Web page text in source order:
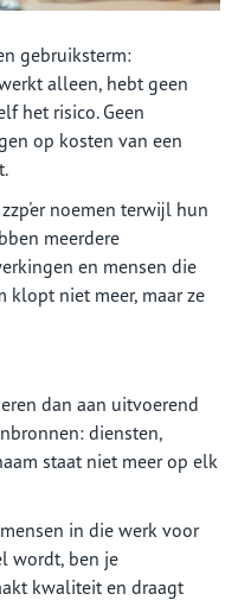
gebruiksterm:
alleen, hebt geen
het risico. Geen
op kosten van een
noemen terwijl hun
meerdere
en mensen die
klopt niet meer, maar ze
dan aan uitvoerend
diensten,
staat niet meer op elk
in die werk voor
wordt, ben je
kwaliteit en draagt